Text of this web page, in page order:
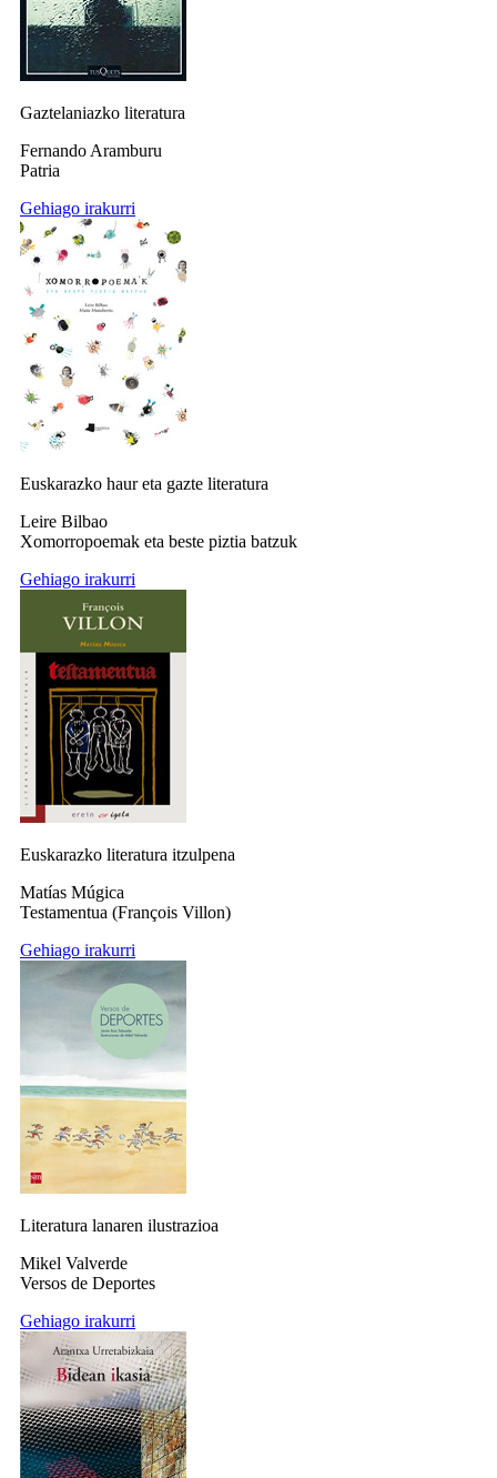
Gaztelaniazko literatura
Fernando Aramburu
Patria
Gehiago irakurri
Euskarazko haur eta gazte literatura
Leire Bilbao
Xomorropoemak eta beste piztia batzuk
Gehiago irakurri
Euskarazko literatura itzulpena
Matías Múgica
Testamentua (François Villon)
Gehiago irakurri
Literatura lanaren ilustrazioa
Mikel Valverde
Versos de Deportes
Gehiago irakurri